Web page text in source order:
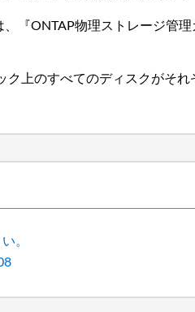
『ONTAP物理ストレージ管
上のすべてのディスクがそ
。